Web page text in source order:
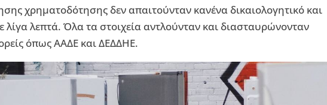
χρηματοδότησης δεν απαιτούνταν κανένα δικαιολογητικό και
λεπτά. Όλα τα στοιχεία αντλούνταν και διασταυρώνονταν
όπως ΑΑΔΕ και ΔΕΔΔΗΕ.